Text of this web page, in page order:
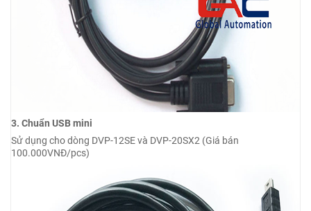
3. Chuẩn USB mini
Sử dụng cho dòng DVP-12SE và DVP-20SX2 (Giá bán
100.000VNĐ/pcs)